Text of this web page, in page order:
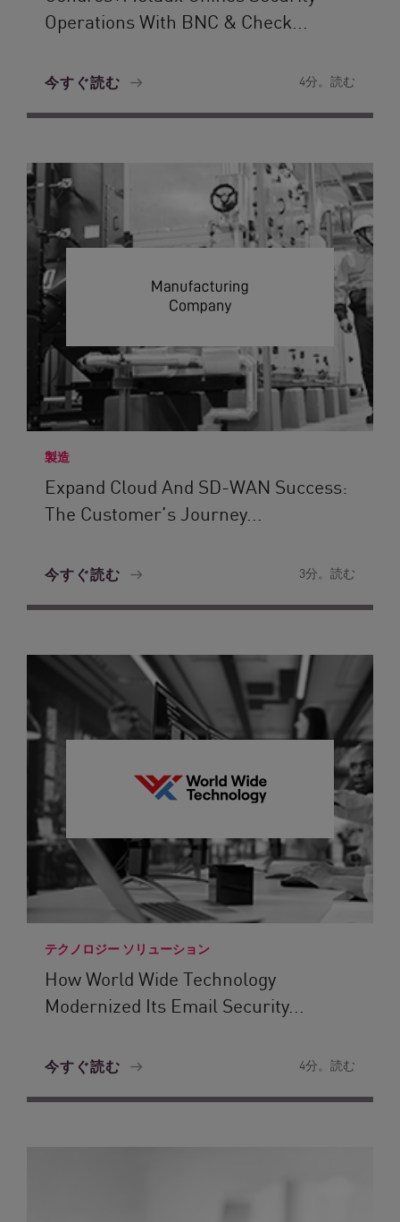
Operations With BNC & Check...
今すぐ読む 4分。読む
製造
Expand Cloud And SD-WAN Success:
The Customer’s Journey...
今すぐ読む 3分。読む
テクノロジー ソリューション
How World Wide Technology
Modernized Its Email Security...
今すぐ読む 4分。読む